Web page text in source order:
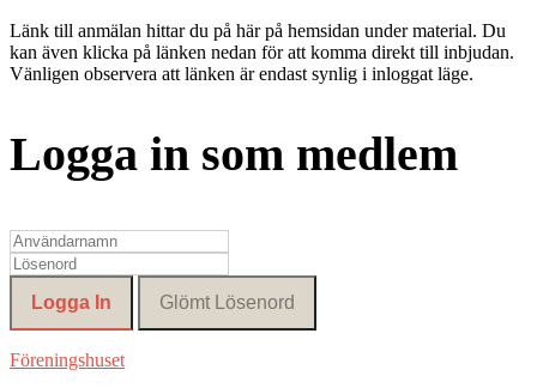
Länk till anmälan hittar du på här på hemsidan under material. Du
kan även klicka på länken nedan för att komma direkt till inbjudan.
Vänligen observera att länken är endast synlig i inloggat läge.
Logga in som medlem
Föreningshuset